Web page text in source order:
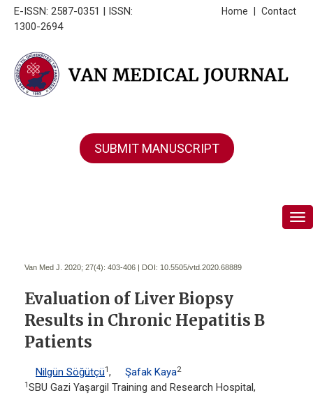
E-ISSN: 2587-0351 | ISSN:
1300-2694
Contact
Home
SUBMIT MANUSCRIPT
Van Med J. 2020; 27(4): 403-406 | DOI: 10.5505/vtd.2020.68889
Evaluation of Liver Biopsy
Results in Chronic Hepatitis B
Patients
Nilgün Söğütçü1, Şafak Kaya2
1SBU Gazi Yaşargil Training and Research Hospital,